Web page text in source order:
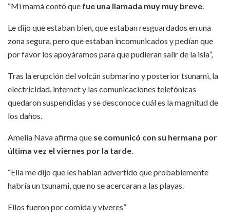
“Mi mamá contó que fue una llamada muy muy breve.
Le dijo que estaban bien, que estaban resguardados en una
zona segura, pero que estaban incomunicados y pedían que
por favor los apoyáramos para que pudieran salir de la isla”,
Tras la erupción del volcán submarino y posterior tsunami, la
electricidad, internet y las comunicaciones telefónicas
quedaron suspendidas y se desconoce cuál es la magnitud de
los daños.
Amelia Nava afirma que se comunicó con su hermana por
última vez el viernes por la tarde.
“Ella me dijo que les habían advertido que probablemente
habría un tsunami, que no se acercaran a las playas.
Ellos fueron por comida y víveres”